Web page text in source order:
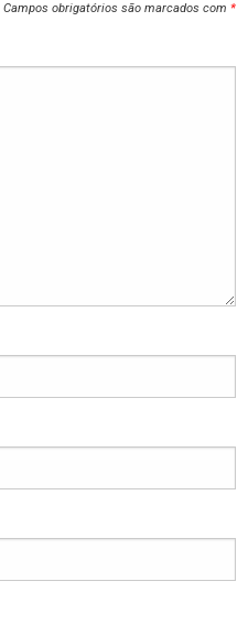
Campos obrigatórios são marcados com *